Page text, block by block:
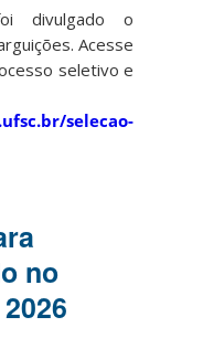
divulgado o
Acesse
seletivo e
selecao-
no